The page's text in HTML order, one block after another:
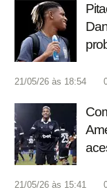
21/05/26 às 18:54
21/05/26 às 15:41